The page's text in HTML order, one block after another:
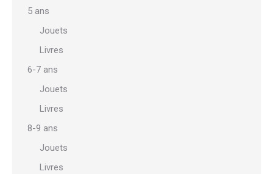
5 ans
Jouets
Livres
6-7 ans
Jouets
Livres
8-9 ans
Jouets
Livres